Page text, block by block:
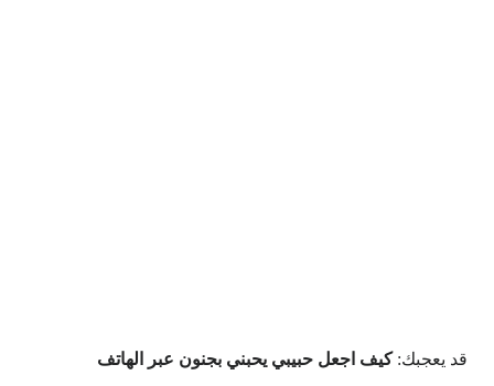
قد يعجبك:كيف اجعل حبيبي يحبني بجنون عبر الهاتف